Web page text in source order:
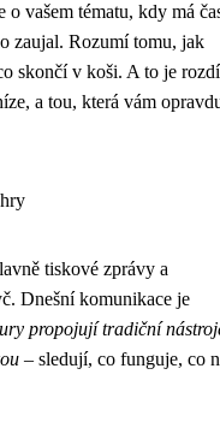
vašem tématu, kdy má
zaujal. Rozumí tomu, jak
skončí v koši. A to je
a tou, která vám
tiskové zprávy a
Dnešní komunikace je
propojují tradiční
– sledují, co funguje, co